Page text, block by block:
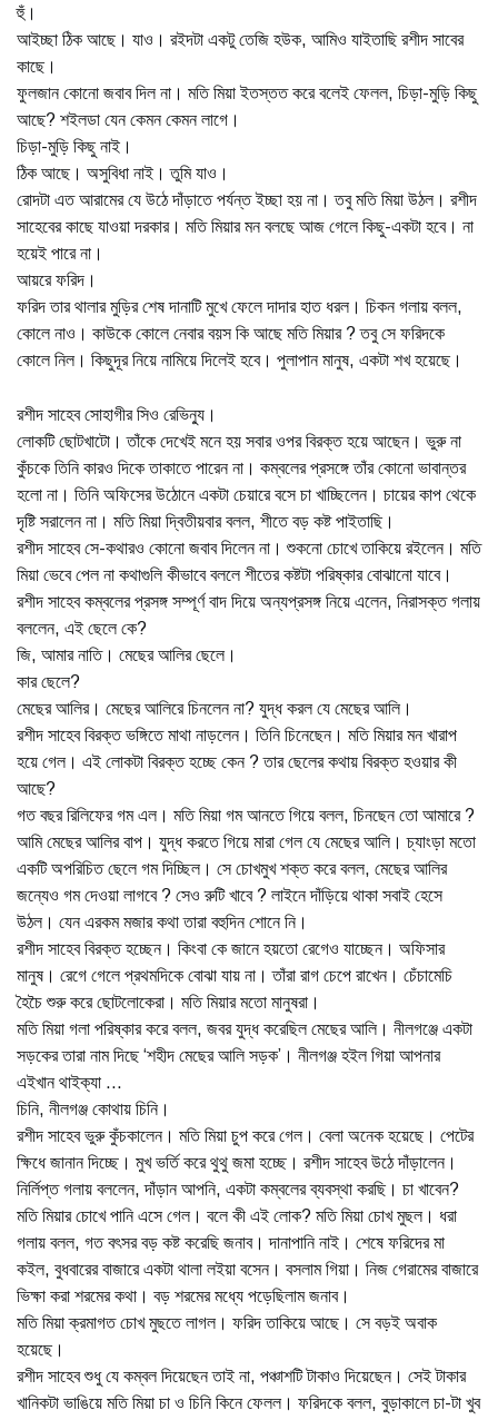
হুঁ।
আইচ্ছা ঠিক আছে। যাও। রইদটা একটু তেজি হউক, আমিও যাইতাছি রশীদ সাবের
কাছে।
ফুলজান কোনো জবাব দিল না। মতি মিয়া ইতস্তত করে বলেই ফেলল, চিড়া-মুড়ি কিছু
আছে? শইলডা যেন কেমন কেমন লাগে।
চিড়া-মুড়ি কিছু নাই।
ঠিক আছে। অসুবিধা নাই। তুমি যাও।
রোদটা এত আরামের যে উঠে দাঁড়াতে পর্যন্ত ইচ্ছা হয় না। তবু মতি মিয়া উঠল। রশীদ
সাহেবের কাছে যাওয়া দরকার। মতি মিয়ার মন বলছে আজ গেলে কিছু-একটা হবে। না
হয়েই পারে না।
আয়রে ফরিদ।
ফরিদ তার থালার মুড়ির শেষ দানাটি মুখে ফেলে দাদার হাত ধরল। চিকন গলায় বলল,
কোলে নাও। কাউকে কোলে নেবার বয়স কি আছে মতি মিয়ার ? তবু সে ফরিদকে
কোলে নিল। কিছুদূর নিয়ে নামিয়ে দিলেই হবে। পুলাপান মানুষ, একটা শখ হয়েছে।
রশীদ সাহেব সোহাগীর সিও রেভিন্যু।
লোকটি ছোটখাটো। তাঁকে দেখেই মনে হয় সবার ওপর বিরক্ত হয়ে আছেন। ভুরু না
কুঁচকে তিনি কারও দিকে তাকাতে পারেন না। কম্বলের প্রসঙ্গে তাঁর কোনো ভাবান্তর
হলো না। তিনি অফিসের উঠোনে একটা চেয়ারে বসে চা খাচ্ছিলেন। চায়ের কাপ থেকে
দৃষ্টি সরালেন না। মতি মিয়া দ্বিতীয়বার বলল, শীতে বড় কষ্ট পাইতাছি।
রশীদ সাহেব সে-কথারও কোনো জবাব দিলেন না। শুকনো চোখে তাকিয়ে রইলেন। মতি
মিয়া ভেবে পেল না কথাগুলি কীভাবে বললে শীতের কষ্টটা পরিষ্কার বোঝানো যাবে।
রশীদ সাহেব কম্বলের প্রসঙ্গ সম্পূর্ণ বাদ দিয়ে অন্যপ্রসঙ্গ নিয়ে এলেন, নিরাসক্ত গলায়
বললেন, এই ছেলে কে?
জি, আমার নাতি। মেছের আলির ছেলে।
কার ছেলে?
মেছের আলির। মেছের আলিরে চিনলেন না? যুদ্ধ করল যে মেছের আলি।
রশীদ সাহেব বিরক্ত ভঙ্গিতে মাথা নাড়লেন। তিনি চিনেছেন। মতি মিয়ার মন খারাপ
হয়ে গেল। এই লোকটা বিরক্ত হচ্ছে কেন ? তার ছেলের কথায় বিরক্ত হওয়ার কী
আছে?
গত বছর রিলিফের গম এল। মতি মিয়া গম আনতে গিয়ে বলল, চিনছেন তো আমারে ?
আমি মেছের আলির বাপ। যুদ্ধ করতে গিয়ে মারা গেল যে মেছের আলি। চ্যাংড়া মতো
একটি অপরিচিত ছেলে গম দিচ্ছিল। সে চোখমুখ শক্ত করে বলল, মেছের আলির
জন্যেও গম দেওয়া লাগবে ? সেও রুটি খাবে ? লাইনে দাঁড়িয়ে থাকা সবাই হেসে
উঠল। যেন এরকম মজার কথা তারা বহুদিন শোনে নি।
রশীদ সাহেব বিরক্ত হচ্ছেন। কিংবা কে জানে হয়তো রেগেও যাচ্ছেন। অফিসার
মানুষ। রেগে গেলে প্রথমদিকে বোঝা যায় না। তাঁরা রাগ চেপে রাখেন। চেঁচামেচি
হৈচৈ শুরু করে ছোটলোকেরা। মতি মিয়ার মতো মানুষরা।
মতি মিয়া গলা পরিষ্কার করে বলল, জবর যুদ্ধ করেছিল মেছের আলি। নীলগঞ্জে একটা
সড়কের তারা নাম দিছে ‘শহীদ মেছের আলি সড়ক’। নীলগঞ্জ হইল গিয়া আপনার
এইখান থাইক্যা ...
চিনি, নীলগঞ্জ কোথায় চিনি।
রশীদ সাহেব ভুরু কুঁচকালেন। মতি মিয়া চুপ করে গেল। বেলা অনেক হয়েছে। পেটের
ক্ষিধে জানান দিচ্ছে। মুখ ভর্তি করে থুথু জমা হচ্ছে। রশীদ সাহেব উঠে দাঁড়ালেন।
নির্লিপ্ত গলায় বললেন, দাঁড়ান আপনি, একটা কম্বলের ব্যবস্থা করছি। চা খাবেন?
মতি মিয়ার চোখে পানি এসে গেল। বলে কী এই লোক? মতি মিয়া চোখ মুছল। ধরা
গলায় বলল, গত বৎসর বড় কষ্ট করেছি জনাব। দানাপানি নাই। শেষে ফরিদের মা
কইল, বুধবারের বাজারে একটা থালা লইয়া বসেন। বসলাম গিয়া। নিজ গেরামের বাজারে
ভিক্ষা করা শরমের কথা। বড় শরমের মধ্যে পড়েছিলাম জনাব।
মতি মিয়া ক্রমাগত চোখ মুছতে লাগল। ফরিদ তাকিয়ে আছে। সে বড়ই অবাক
হয়েছে।
রশীদ সাহেব শুধু যে কম্বল দিয়েছেন তাই না, পঞ্চাশটি টাকাও দিয়েছেন। সেই টাকার
খানিকটা ভাঙিয়ে মতি মিয়া চা ও চিনি কিনে ফেলল। ফরিদকে বলল, বুড়াকালে চা-টা খুব